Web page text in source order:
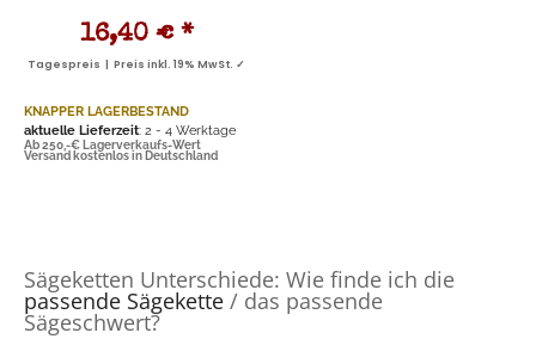
16,40 € *
Tagespreis | Preis inkl. 19% MwSt. ✓
KNAPPER LAGERBESTAND
aktuelle Lieferzeit: 2 - 4 Werktage
Ab 250,-€ Lagerverkaufs-Wert
Versand kostenlos in Deutschland
Sägeketten Unterschiede: Wie finde ich die
passende Sägekette / das passende
Sägeschwert?